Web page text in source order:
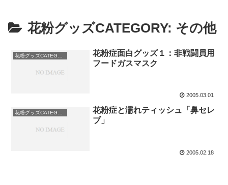
花粉グッズCATEGORY: その他
花粉症面白グッズ１：非戦闘員用
フードガスマスク
2005.03.01
花粉グッズCATEGORY: その他
花粉症と濡れティッシュ「鼻セレ
ブ」
2005.02.18